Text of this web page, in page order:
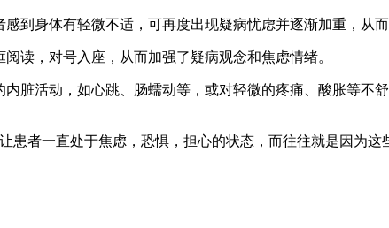
到身体有轻微不适，可再度出现疑病忧虑并逐渐加重，从
读，对号入座，从而加强了疑病观念和焦虑情绪。
脏活动，如心跳、肠蠕动等，或对轻微的疼痛、酸胀等不
患者一直处于焦虑，恐惧，担心的状态，而往往就是因为